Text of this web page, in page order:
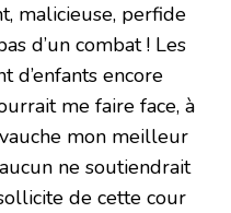
malicieuse, perfide
d’un combat ! Les
d’enfants encore
me faire face, à
mon meilleur
ne soutiendrait
de cette cour